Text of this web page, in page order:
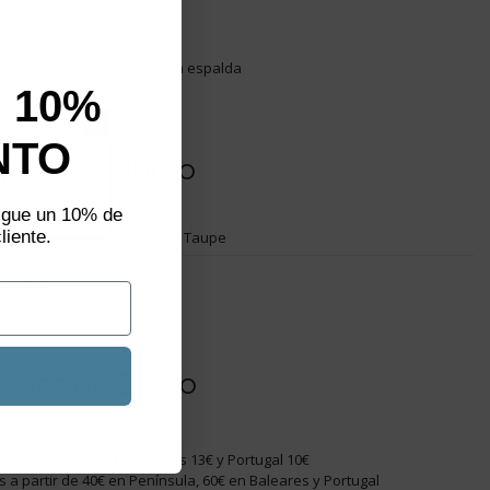
principal de apertura por la espalda
del producto
Taupe
02
de Envío
Península 5€, Baleares 13€ y Portugal 10€
a partir de 40€ en Península, 60€ en Baleares y Portugal
not show again.
un
10%
un 10% de